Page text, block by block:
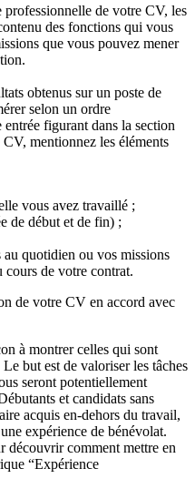
de votre CV, les
des fonctions qui vous
que vous pouvez mener
obtenus sur un poste de
selon un ordre
figurant dans la section
mentionnez les éléments
vous avez travaillé ;
de début et de fin) ;
au quotidien ou vos missions
cours de votre contrat.
de votre CV en accord avec
à montrer celles qui sont
but est de valoriser les tâches
seront potentiellement
et candidats sans
acquis en-dehors du travail,
expérience de bénévolat.
découvrir comment mettre en
“Expérience